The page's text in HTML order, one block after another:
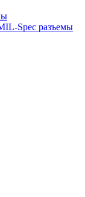
Spec разъемы